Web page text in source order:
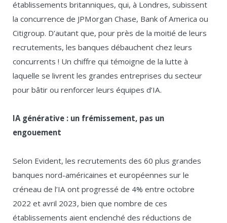
établissements britanniques, qui, à Londres, subissent
la concurrence de JPMorgan Chase, Bank of America ou
Citigroup. D’autant que, pour près de la moitié de leurs
recrutements, les banques débauchent chez leurs
concurrents ! Un chiffre qui témoigne de la lutte à
laquelle se livrent les grandes entreprises du secteur
pour bâtir ou renforcer leurs équipes d’IA.
IA générative : un frémissement, pas un
engouement
Selon Evident, les recrutements des 60 plus grandes
banques nord-américaines et européennes sur le
créneau de l’IA ont progressé de 4% entre octobre
2022 et avril 2023, bien que nombre de ces
établissements aient enclenché des réductions de